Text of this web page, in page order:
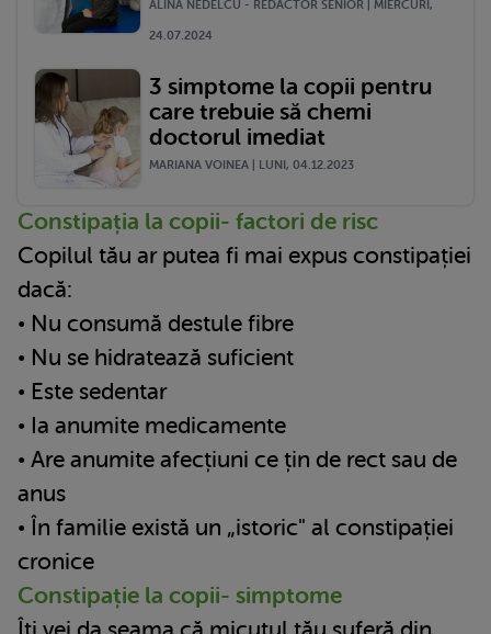
ALINA NEDELCU - REDACTOR SENIOR | MIERCURI,
24.07.2024
3 simptome la copii pentru
care trebuie să chemi
doctorul imediat
MARIANA VOINEA | LUNI, 04.12.2023
Constipația la copii- factori de risc
Copilul tău ar putea fi mai expus constipației
dacă:
• Nu consumă destule fibre
• Nu se hidratează suficient
• Este sedentar
• Ia anumite medicamente
• Are anumite afecțiuni ce țin de rect sau de
anus
• În familie există un „istoric" al constipației
cronice
Constipație la copii- simptome